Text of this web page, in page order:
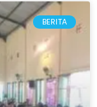
BERITA